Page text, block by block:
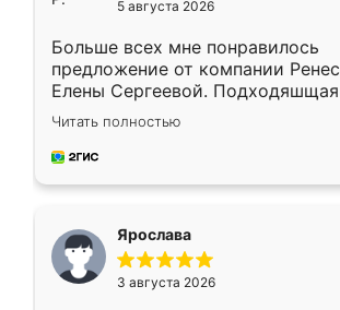
5 августа 2026
Больше всех мне понравилось
предложение от компании
Елены Сергеевой.
короткие сроки изготовления.
для замера сотрудник Владислав
предложил по моему эскизу
Читать полностью
Ярослава
3 августа 2026